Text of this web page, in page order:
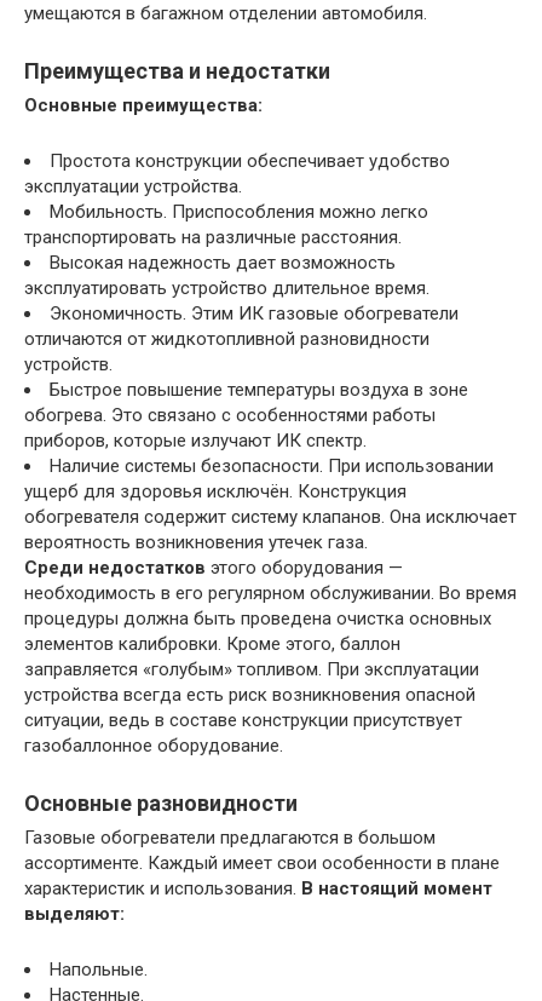
умещаются в багажном отделении автомобиля.
Преимущества и недостатки
Основные преимущества:
Простота конструкции обеспечивает удобство
эксплуатации устройства.
Мобильность. Приспособления можно легко
транспортировать на различные расстояния.
Высокая надежность дает возможность
эксплуатировать устройство длительное время.
Экономичность. Этим ИК газовые обогреватели
отличаются от жидкотопливной разновидности
устройств.
Быстрое повышение температуры воздуха в зоне
обогрева. Это связано с особенностями работы
приборов, которые излучают ИК спектр.
Наличие системы безопасности. При использовании
ущерб для здоровья исключён. Конструкция
обогревателя содержит систему клапанов. Она исключает
вероятность возникновения утечек газа.
Среди недостатков этого оборудования —
необходимость в его регулярном обслуживании. Во время
процедуры должна быть проведена очистка основных
элементов калибровки. Кроме этого, баллон
заправляется «голубым» топливом. При эксплуатации
устройства всегда есть риск возникновения опасной
ситуации, ведь в составе конструкции присутствует
газобаллонное оборудование.
Основные разновидности
Газовые обогреватели предлагаются в большом
ассортименте. Каждый имеет свои особенности в плане
характеристик и использования. В настоящий момент
выделяют:
Напольные.
Настенные.